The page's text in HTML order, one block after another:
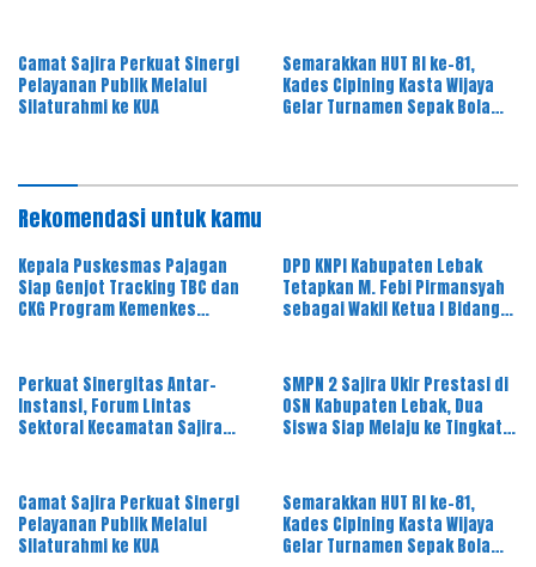
Camat Sajira Perkuat Sinergi
Pelayanan Publik Melalui
Silaturahmi ke KUA
Semarakkan HUT RI ke-81,
Kades Cipining Kasta Wijaya
Gelar Turnamen Sepak Bola
Rekomendasi untuk kamu
Kepala Puskesmas Pajagan
Siap Genjot Tracking TBC dan
CKG Program Kemenkes
DPD KNPI Kabupaten Lebak
Tetapkan M. Febi Pirmansyah
sebagai Wakil Ketua I Bidang
Perkuat Sinergitas Antar-
Instansi, Forum Lintas
Sektoral Kecamatan Sajira
SMPN 2 Sajira Ukir Prestasi di
OSN Kabupaten Lebak, Dua
Siswa Siap Melaju ke Tingkat
Camat Sajira Perkuat Sinergi
Pelayanan Publik Melalui
Silaturahmi ke KUA
Semarakkan HUT RI ke-81,
Kades Cipining Kasta Wijaya
Gelar Turnamen Sepak Bola